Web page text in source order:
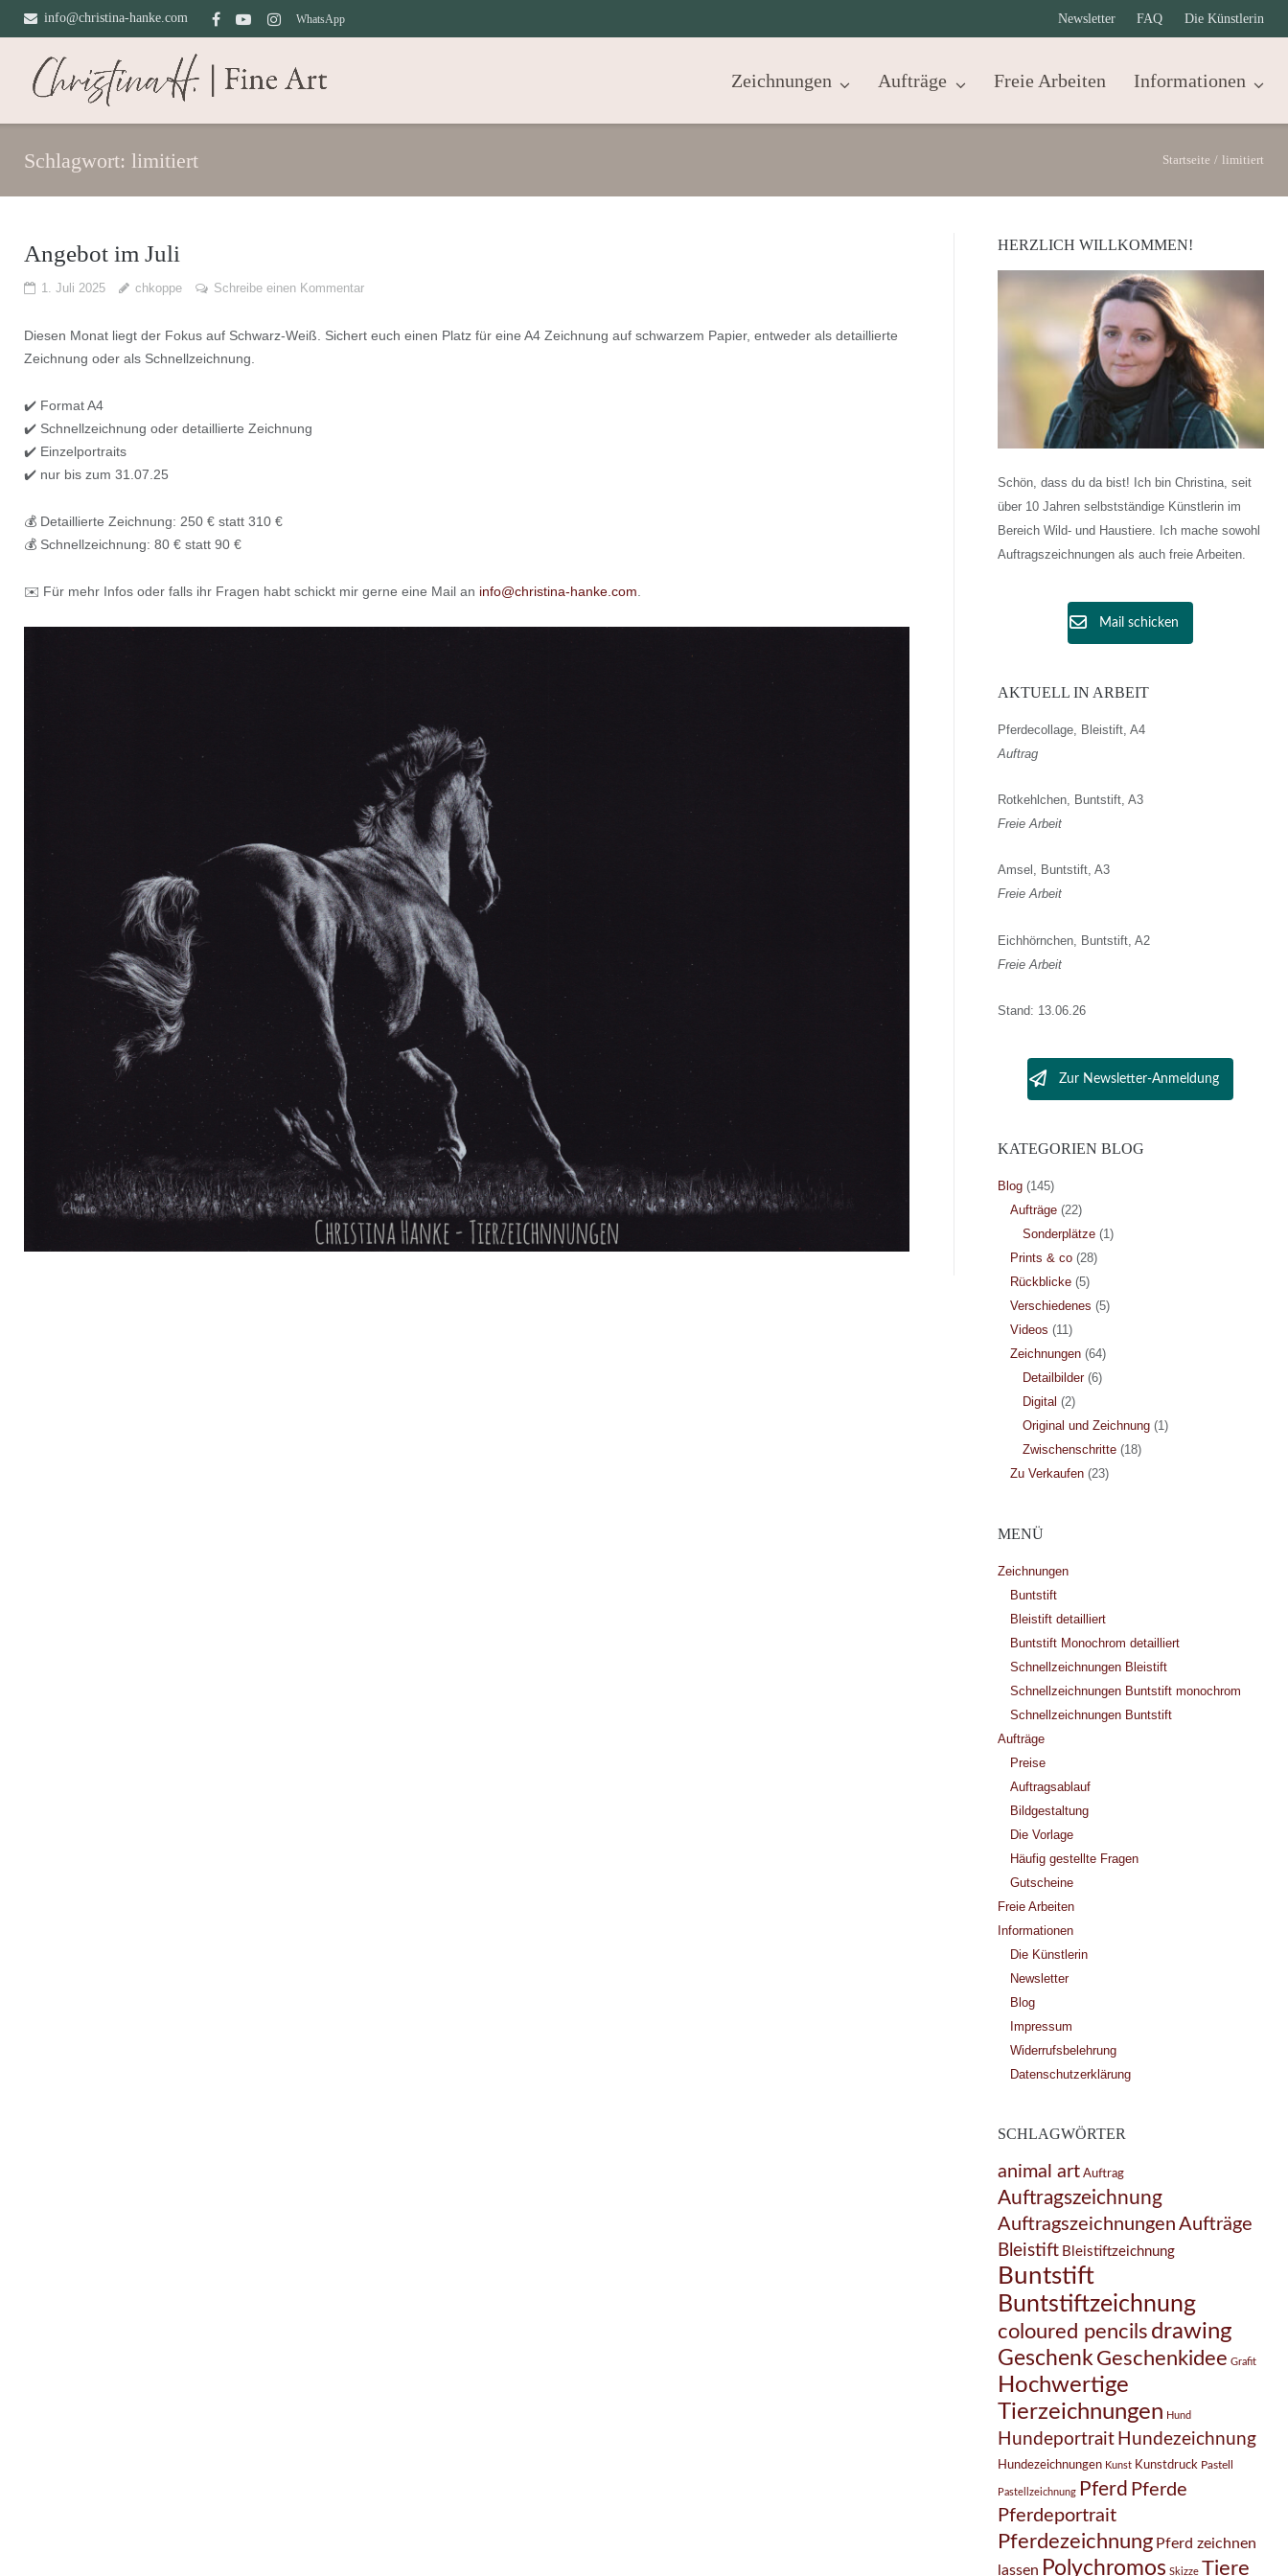
Direkt
info@christina-hanke.com WhatsApp Newsletter FAQ Die Künstlerin
Zeichnungen Aufträge Freie Arbeiten Informationen
Schlagwort: limitiert Startseite / limitiert
Angebot im Juli
1. Juli 2025 chkoppe Schreibe einen Kommentar
Diesen Monat liegt der Fokus auf Schwarz-Weiß. Sichert euch einen Platz für eine A4 Zeichnung auf schwarzem Papier, entweder als detaillierte
Zeichnung oder als Schnellzeichnung.
✔️ Format A4
✔️ Schnellzeichnung oder detaillierte Zeichnung
✔️ Einzelportraits
✔️ nur bis zum 31.07.25
💰 Detaillierte Zeichnung: 250 € statt 310 €
💰 Schnellzeichnung: 80 € statt 90 €
✉️ Für mehr Infos oder falls ihr Fragen habt schickt mir gerne eine Mail an info@christina-hanke.com
HERZLICH WILLKOMMEN!
Schön, dass du da bist! Ich bin Christina, seit
über 10 Jahren selbstständige Künstlerin im
Bereich Wild- und Haustiere. Ich mache sowohl
Auftragszeichnungen als auch freie Arbeiten.
Mail schicken
AKTUELL IN ARBEIT
Pferdecollage, Bleistift, A4
Auftrag
Rotkehlchen, Buntstift, A3
Freie Arbeit
Amsel, Buntstift, A3
Freie Arbeit
Eichhörnchen, Buntstift, A2
Freie Arbeit
Stand: 13.06.26
Zur Newsletter-Anmeldung
KATEGORIEN BLOG
Blog(145)
Aufträge(22)
Sonderplätze(1)
Prints & co(28)
Rückblicke(5)
Verschiedenes (5)
Videos (11)
Zeichnungen(64)
Detailbilder(6)
Digital (2)
Original und Zeichnung(1)
Zwischenschritte(18)
Zu Verkaufen(23)
MENÜ
Zeichnungen
Buntstift
Bleistift detailliert
Buntstift Monochrom detailliert
Schnellzeichnungen Bleistift
Schnellzeichnungen Buntstift monochrom
Schnellzeichnungen Buntstift
Aufträge
Preise
Auftragsablauf
Bildgestaltung
Die Vorlage
Häufig gestellte Fragen
Gutscheine
Freie Arbeiten
Informationen
Die Künstlerin
Newsletter
Blog
Impressum
Widerrufsbelehrung
Datenschutzerklärung
SCHLAGWÖRTER
animal art Auftrag
Auftragszeichnung
Auftragszeichnungen Aufträge
Bleistift Bleistiftzeichnung
Buntstift
Buntstiftzeichnung
coloured pencils drawing
Geschenk Geschenkidee Grafit
Hochwertige
Tierzeichnungen Hund
Hundeportrait Hundezeichnung
Hundezeichnungen Kunst Kunstdruck Pastell
Pastellzeichnung Pferd Pferde
Pferdeportrait
Pferdezeichnung Pferd zeichnen
lassen Polychromos Skizze Tiere